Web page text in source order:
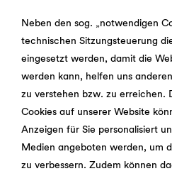
Neben den sog. „notwendigen
technischen Sitzungsteuerung
eingesetzt werden, damit die
werden kann, helfen uns
zu verstehen bzw. zu erreichen.
Cookies auf unserer Website
Anzeigen für Sie personalisiert
Medien angeboten werden, um
zu verbessern. Zudem können